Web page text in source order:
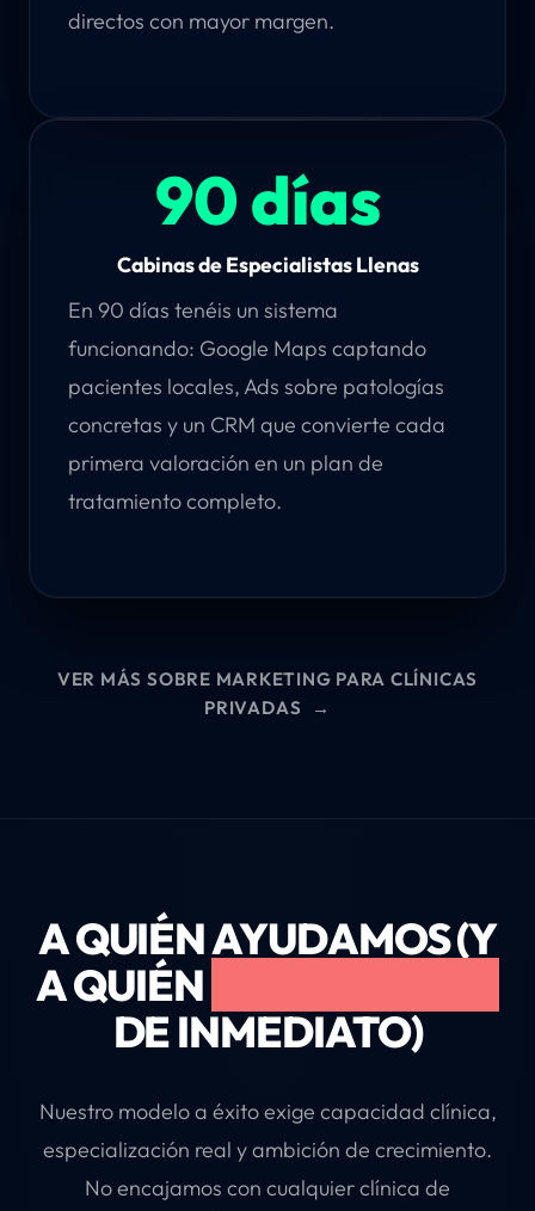
directos con mayor margen.
90 días
Cabinas de Especialistas Llenas
En 90 días tenéis un sistema
funcionando: Google Maps captando
pacientes locales, Ads sobre patologías
concretas y un CRM que convierte cada
primera valoración en un plan de
tratamiento completo.
VER MÁS SOBRE MARKETING PARA CLÍNICAS
PRIVADAS
→
A QUIÉN AYUDAMOS (Y
A QUIÉN
DE INMEDIATO)
Nuestro modelo a éxito exige capacidad clínica,
especialización real y ambición de crecimiento.
No encajamos con cualquier clínica de